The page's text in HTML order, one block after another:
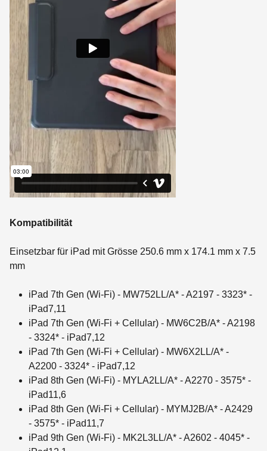
Kompatibilität
Einsetzbar für iPad mit Grösse 250.6 mm x 174.1 mm x 7.5
mm
iPad 7th Gen (Wi-Fi) - MW752LL/A* - A2197 - 3323* -
iPad7,11
iPad 7th Gen (Wi-Fi + Cellular) - MW6C2B/A* - A2198
- 3324* - iPad7,12
iPad 7th Gen (Wi-Fi + Cellular) - MW6X2LL/A* -
A2200 - 3324* - iPad7,12
iPad 8th Gen (Wi-Fi) - MYLA2LL/A* - A2270 - 3575* -
iPad11,6
iPad 8th Gen (Wi-Fi + Cellular) - MYMJ2B/A* - A2429
- 3575* - iPad11,7
iPad 9th Gen (Wi-Fi) - MK2L3LL/A* - A2602 - 4045* -